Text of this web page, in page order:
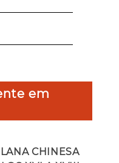
de forma
em
CHINESA